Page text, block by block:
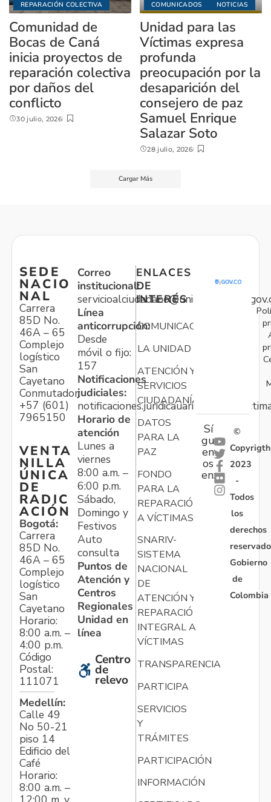
REPARACIÓN COLECTIVA
Comunidad de
Bocas de Caná
inicia proyectos de
reparación colectiva
por daños del
conflicto
30 julio, 2026
COMUNICADOS NOTICIAS
Unidad para las
Víctimas expresa
profunda
preocupación por la
desaparición del
consejero de paz
Samuel Enrique
Salazar Soto
28 julio, 2026
Cargar Más
SEDE
NACIO
NAL
Carrera
85D No.
46A – 65
Complejo
logístico
San
Cayetano
Conmutador:
+57 (601)
7965150
VENTA
NILLA
ÚNICA
DE
RADIC
ACIÓN
Bogotá:
Carrera
85D No.
46A – 65
Complejo
logístico
San
Cayetano
Horario:
8:00 a.m. –
4:00 p.m.
Código
Postal:
111071
Medellín:
Calle 49
No 50-21
piso 14
Edificio del
Café
Horario:
8:00 a.m. –
Correo
institucional:
Línea
anticorrupción:
Desde
móvil o fijo:
157
Notificaciones
judiciales:
Horario de
atención
Lunes a
viernes
8:00 a.m. –
6:00 p.m.
Sábado,
Domingo y
Festivos
Auto
consulta
Puntos de
Atención y
Centros
Regionales
Unidad en
línea
Centro
de
relevo
ENLACES
DE
INTERÉS
COMUNICACIONES
LA UNIDAD
ATENCIÓN Y
SERVICIOS
CIUDADANÍA
DATOS
PARA LA
PAZ
FONDO
PARA LA
REPARACIÓN
A VÍCTIMAS
SNARIV-
SISTEMA
NACIONAL
DE
ATENCIÓN Y
REPARACIÓN
INTEGRAL A
VÍCTIMAS
TRANSPARENCIA
PARTICIPA
SERVICIOS
Y
TRÁMITES
PARTICIPACIÓN
INFORMACIÓN
Sí
gu
en
os
en:
©
Copyrigth
2023
-
Todos
los
derechos
Gobierno
de
Colombia